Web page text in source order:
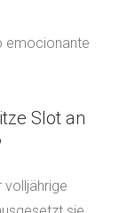
Slot an
volljährige